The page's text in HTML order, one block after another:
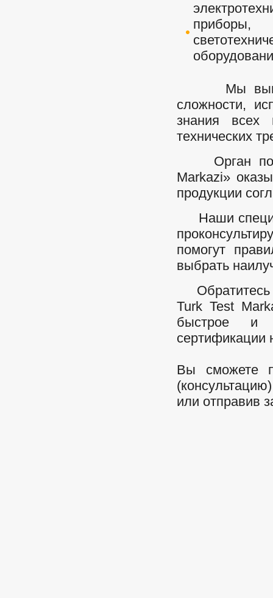
приборы,
Мы
сложности,
знания всех
технических
Орган
Markazi»
продукции
Наши
помогут
выбрать
Обратитесь
Turk Test
быстрое и
сертификации
Вы сможете
или отправив